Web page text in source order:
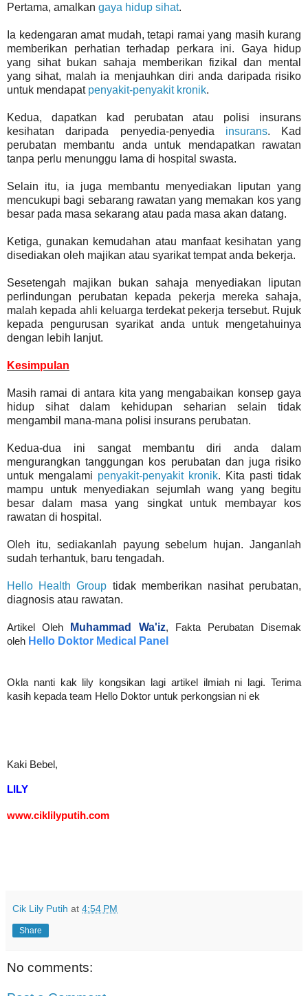
Pertama, amalkan gaya hidup sihat.
Ia kedengaran amat mudah, tetapi ramai yang masih kurang
memberikan perhatian terhadap perkara ini. Gaya hidup
yang sihat bukan sahaja memberikan fizikal dan mental
yang sihat, malah ia menjauhkan diri anda daripada risiko
untuk mendapat penyakit-penyakit kronik.
Kedua, dapatkan kad perubatan atau polisi insurans
kesihatan daripada penyedia-penyedia insurans. Kad
perubatan membantu anda untuk mendapatkan rawatan
tanpa perlu menunggu lama di hospital swasta.
Selain itu, ia juga membantu menyediakan liputan yang
mencukupi bagi sebarang rawatan yang memakan kos yang
besar pada masa sekarang atau pada masa akan datang.
Ketiga, gunakan kemudahan atau manfaat kesihatan yang
disediakan oleh majikan atau syarikat tempat anda bekerja.
Sesetengah majikan bukan sahaja menyediakan liputan
perlindungan perubatan kepada pekerja mereka sahaja,
malah kepada ahli keluarga terdekat pekerja tersebut. Rujuk
kepada pengurusan syarikat anda untuk mengetahuinya
dengan lebih lanjut.
Kesimpulan
Masih ramai di antara kita yang mengabaikan konsep gaya
hidup sihat dalam kehidupan seharian selain tidak
mengambil mana-mana polisi insurans perubatan.
Kedua-dua ini sangat membantu diri anda dalam
mengurangkan tanggungan kos perubatan dan juga risiko
untuk mengalami penyakit-penyakit kronik. Kita pasti tidak
mampu untuk menyediakan sejumlah wang yang begitu
besar dalam masa yang singkat untuk membayar kos
rawatan di hospital.
Oleh itu, sediakanlah payung sebelum hujan. Janganlah
sudah terhantuk, baru tengadah.
Hello Health Group tidak memberikan nasihat perubatan,
diagnosis atau rawatan.
Artikel Oleh Muhammad Wa'iz, Fakta Perubatan Disemak
oleh Hello Doktor Medical Panel
Okla nanti kak lily kongsikan lagi artikel ilmiah ni lagi. Terima
kasih kepada team Hello Doktor untuk perkongsian ni ek
Kaki Bebel,
LILY
www.ciklilyputih.com
Cik Lily Putih at 4:54 PM
Share
No comments: